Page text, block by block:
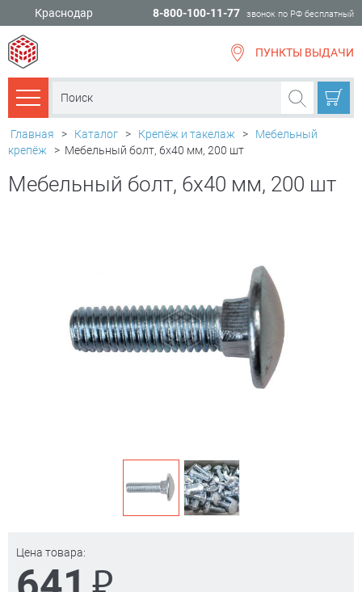
Краснодар 8-800-100-11-77 звонок по РФ бесплатный
ПУНКТЫ ВЫДАЧИ
Каталог товаров
Главная > Каталог > Крепёж и такелаж >
Мебельный
крепёж
> Мебельный болт, 6х40 мм, 200 шт
Мебельный болт, 6х40 мм, 200 шт
Цена товара: